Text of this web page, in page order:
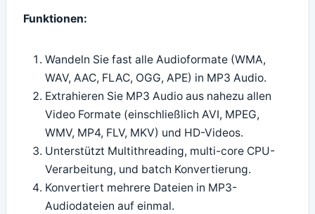
Funktionen:
Wandeln Sie fast alle Audioformate (WMA,
WAV, AAC, FLAC, OGG, APE) in MP3 Audio.
Extrahieren Sie MP3 Audio aus nahezu allen
Video Formate (einschließlich AVI, MPEG,
WMV, MP4, FLV, MKV) und HD-Videos.
Unterstützt Multithreading, multi-core CPU-
Verarbeitung, und batch Konvertierung.
Konvertiert mehrere Dateien in MP3-
Audiodateien auf einmal.